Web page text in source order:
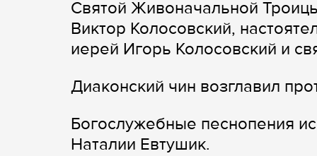
Святой Живоначальной
Виктор Колосовский,
иерей Игорь Колосовский и
Диаконский чин возглавил
Богослужебные песнопения
Наталии Евтушик.